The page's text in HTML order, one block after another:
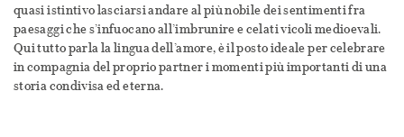
quasi istintivo lasciarsi andare al più nobile dei sentimenti fra
paesaggi che s’infuocano all’imbrunire e celati vicoli medioevali.
Qui tutto parla la lingua dell’amore, è il posto ideale per celebrare
in compagnia del proprio partner i momenti più importanti di una
storia condivisa ed eterna.